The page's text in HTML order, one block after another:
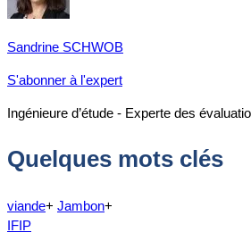
Sandrine SCHWOB
S'abonner à l'expert
Ingénieure d’étude - Experte des
Quelques mots clés
viande+ Jambon+
IFIP